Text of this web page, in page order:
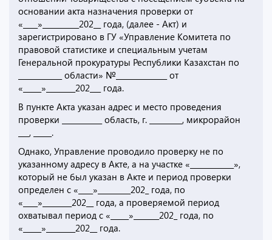
основании акта назначения проверки от
«____»__________202__ года, (далее - Акт) и
зарегистрировано в ГУ «Управление Комитета по
правовой статистике и специальным учетам
Генеральной прокуратуры Республики Казахстан по
____________ области» №______________ от
«_____»________202___ года.
В пункте Акта указан адрес и место проведения
проверки ___________ область, г. _________, микрорайон
___, _____.
Однако, Управление проводило проверку не по
указанному адресу в Акте, а на участке «____________»,
который не был указан в Акте и период проверки
определен с «____»_________202_ года, по
«____»________202__ года, а проверяемой период
охватывал период с «_____»_______202_ года, по
«_____»________202__ года.